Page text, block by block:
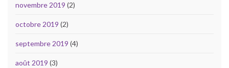
novembre 2019 (2)
octobre 2019 (2)
septembre 2019 (4)
août 2019 (3)